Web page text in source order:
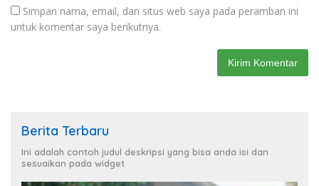
Simpan nama, email, dan situs web saya pada peramban ini
untuk komentar saya berikutnya.
Berita Terbaru
Ini adalah contoh judul deskripsi yang bisa anda isi dan
sesuaikan pada widget